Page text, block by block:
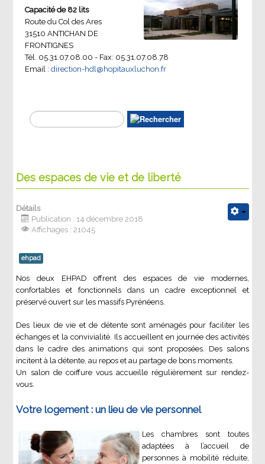
Capacité de 82 lits
Route du Col des Ares
31510 ANTICHAN DE
FRONTIGNES
Tél. 05.31.07.08.00 - Fax: 05.31.07.08.78
Email :direction-hdl@hopitauxluchon.fr
Des espaces de vie et de liberté
Détails
Publication : 14 décembre 2018
Affichages : 21045
ehpad
Nos deux EHPAD offrent des espaces de vie modernes,
confortables et fonctionnels dans un cadre exceptionnel et
préservé ouvert sur les massifs Pyrénéens.
Des lieux de vie et de détente sont aménagés pour faciliter les
échanges et la convivialité. Ils accueillent en journée des activités
dans le cadre des animations qui sont proposées. Des salons
incitent à la détente, au repos et au partage de bons moments.
Un salon de coiffure vous accueille régulièrement sur rendez-
vous.
Votre logement : un lieu de vie personnel
Les chambres sont toutes
adaptées à l’accueil de
personnes à mobilité réduite,